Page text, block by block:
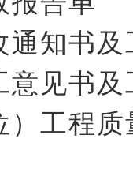
通知书
意见书
）工程